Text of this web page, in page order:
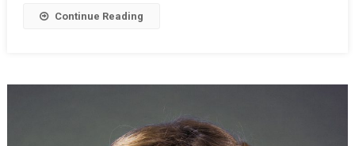
Continue Reading